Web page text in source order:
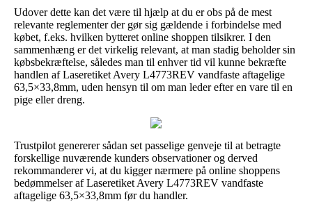
Udover dette kan det være til hjælp at du er obs på de mest
relevante reglementer der gør sig gældende i forbindelse med
købet, f.eks. hvilken bytteret online shoppen tilsikrer. I den
sammenhæng er det virkelig relevant, at man stadig beholder sin
købsbekræftelse, således man til enhver tid vil kunne bekræfte
handlen af Laseretiket Avery L4773REV vandfaste aftagelige
63,5×33,8mm, uden hensyn til om man leder efter en vare til en
pige eller dreng.
Trustpilot genererer sådan set passelige genveje til at betragte
forskellige nuværende kunders observationer og derved
rekommanderer vi, at du kigger nærmere på online shoppens
bedømmelser af Laseretiket Avery L4773REV vandfaste
aftagelige 63,5×33,8mm før du handler.